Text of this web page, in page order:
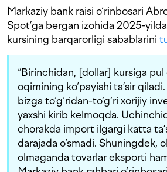
Markaziy bank raisi o‘rinbosari
Spot’ga bergan izohida 2025-
kursining barqarorligi sabablarini
“Birinchidan, [dollar] kursiga pul
oqimining ko‘payishi ta’sir
bizga to‘g‘ridan-to‘g‘ri xorijiy
yaxshi kirib kelmoqda.
chorakda import ilgargi katta
darajada o‘smadi. Shuningdek,
olmaganda tovarlar eksporti